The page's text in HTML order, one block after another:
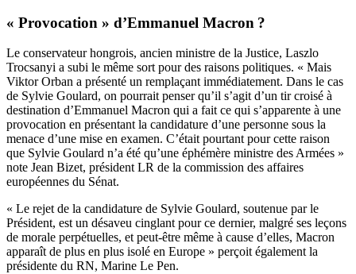
« Provocation » d’Emmanuel Macron ?
Le conservateur hongrois, ancien ministre de la Justice, Laszlo
Trocsanyi a subi le même sort pour des raisons politiques. « Mais
Viktor Orban a présenté un remplaçant immédiatement. Dans le cas
de Sylvie Goulard, on pourrait penser qu’il s’agit d’un tir croisé à
destination d’Emmanuel Macron qui a fait ce qui s’apparente à une
provocation en présentant la candidature d’une personne sous la
menace d’une mise en examen. C’était pourtant pour cette raison
que Sylvie Goulard n’a été qu’une éphémère ministre des Armées »
note Jean Bizet, président LR de la commission des affaires
européennes du Sénat.
« Le rejet de la candidature de Sylvie Goulard, soutenue par le
Président, est un désaveu cinglant pour ce dernier, malgré ses leçons
de morale perpétuelles, et peut-être même à cause d’elles, Macron
apparaît de plus en plus isolé en Europe » perçoit également la
présidente du RN, Marine Le Pen.